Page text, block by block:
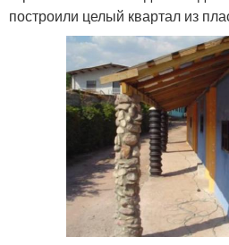
построили целый квартал из